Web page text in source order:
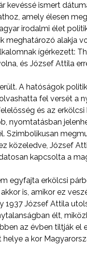
kevéssé ismert
amely élesen
irodalmi élet
alakja
ígérkezett:
és József Attila
A hatóságok
fel versét a
és az
nyomtatásban
Szimbolikusan
közeledve, József
kapcsolta a
egyfajta erkölcsi
is, amikor ez
1937 József Attila
élt,
az évben tiltják el
a kor